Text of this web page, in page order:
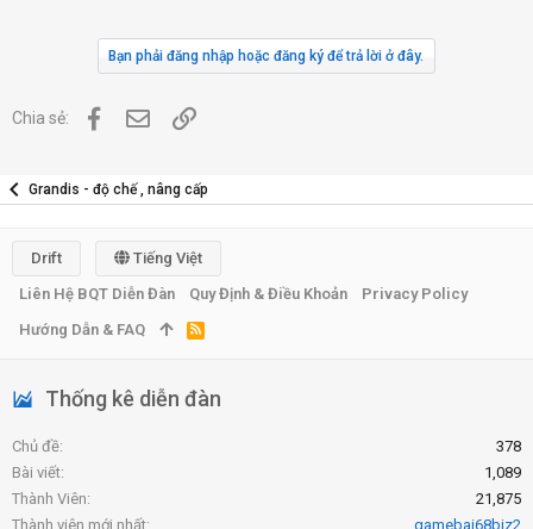
Bạn phải đăng nhập hoặc đăng ký để trả lời ở đây.
Chia sẻ: FacebookĐịa chỉ Email
Link
Grandis - độ chế , nâng cấp
Thống kê diễn đàn
Chủ đề
378
Bài viết
1,089
Thành Viên
21,875
Thành viên mới nhất
gamebai68biz2
Drift
Tiếng Việt
Liên Hệ BQT Diễn Đàn
Quy Định & Điều Khoản
Privacy Policy
Hướng Dẫn & FAQ
R
S